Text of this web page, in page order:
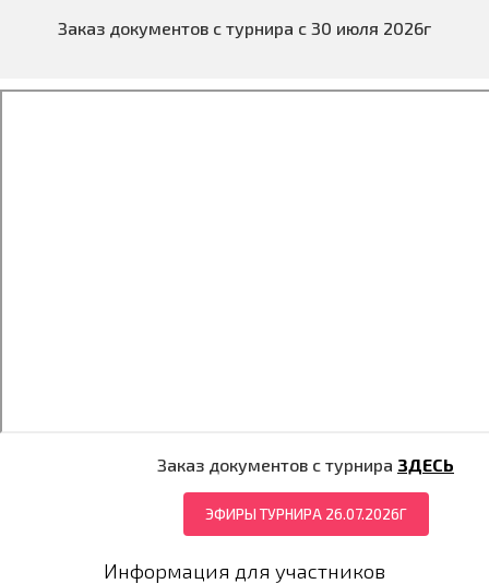
Заказ документов с турнира с 30 июля 2026г
Заказ документов с турнира ЗДЕСЬ
ЭФИРЫ ТУРНИРА 26.07.2026Г
Информация для участников